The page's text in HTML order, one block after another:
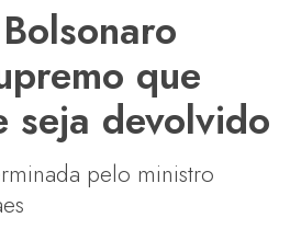
que
seja devolvido
pelo ministro